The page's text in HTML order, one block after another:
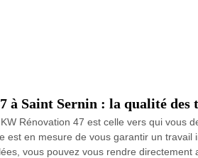
Saint Sernin : la qualité
Rénovation 47 est celle vers qui vous
en mesure de vous garantir un
vous pouvez vous rendre directement